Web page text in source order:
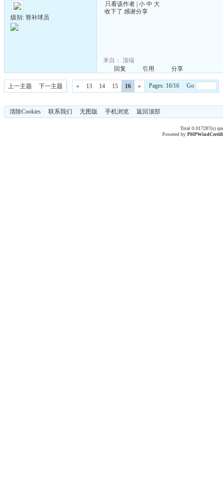
级别: 替补球员
只看该作者 小 中 大
收下了 感谢分享
来自： 顶端
回复
引用 分享
上一主题 下一主题 « 13 14 15 16 » Pages: 16/16 Go
清除Cookies 联系我们 无图版 手机浏览 返回顶部
Total 0.017287(s)
Powered byPHPWind